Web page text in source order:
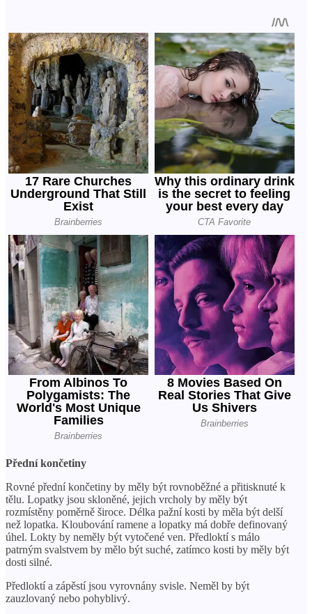
Přední končetiny
Rovné přední končetiny by měly být rovnoběžné a přitisknuté k
tělu. Lopatky jsou skloněné, jejich vrcholy by měly být
rozmístěny poměrně široce. Délka pažní kosti by měla být delší
než lopatka. Kloubování ramene a lopatky má dobře definovaný
úhel. Lokty by neměly být vytočené ven. Předloktí s málo
patrným svalstvem by mělo být suché, zatímco kosti by měly být
dosti silné.
Předloktí a zápěstí jsou vyrovnány svisle. Neměl by být
zauzlovaný nebo pohyblivý.